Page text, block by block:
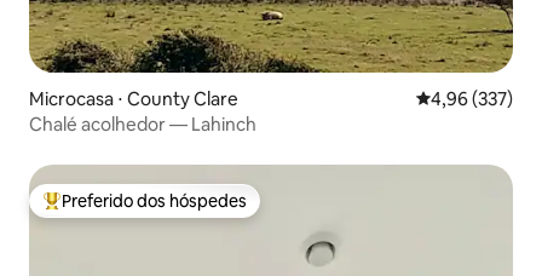
Microcasa ⋅ County Clare 4,96 de uma
4,96 (337)
Chalé acolhedor — Lahinch
Entre os melhores preferidos dos hóspedes
Preferido dos hóspedes